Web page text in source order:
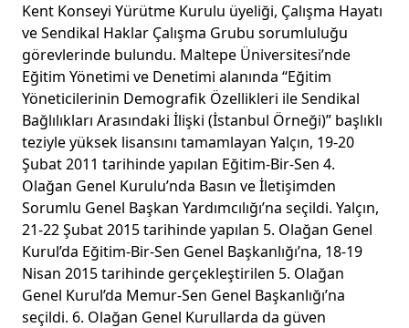
Kent Konseyi Yürütme Kurulu üyeliği, Çalışma Hayatı
ve Sendikal Haklar Çalışma Grubu sorumluluğu
görevlerinde bulundu. Maltepe Üniversitesi’nde
Eğitim Yönetimi ve Denetimi alanında “Eğitim
Yöneticilerinin Demografik Özellikleri ile Sendikal
Bağlılıkları Arasındaki İlişki (İstanbul Örneği)” başlıklı
teziyle yüksek lisansını tamamlayan Yalçın, 19-20
Şubat 2011 tarihinde yapılan Eğitim-Bir-Sen 4.
Olağan Genel Kurulu’nda Basın ve İletişimden
Sorumlu Genel Başkan Yardımcılığı’na seçildi. Yalçın,
21-22 Şubat 2015 tarihinde yapılan 5. Olağan Genel
Kurul’da Eğitim-Bir-Sen Genel Başkanlığı’na, 18-19
Nisan 2015 tarihinde gerçekleştirilen 5. Olağan
Genel Kurul’da Memur-Sen Genel Başkanlığı’na
seçildi. 6. Olağan Genel Kurullarda da güven